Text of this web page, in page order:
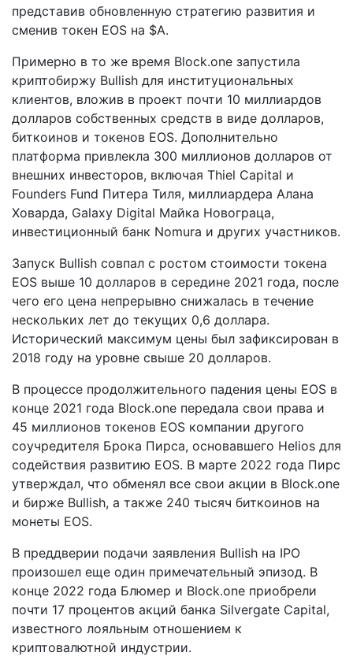
представив обновленную стратегию развития и
сменив токен EOS на $A.
Примерно в то же время Block.one запустила
криптобиржу Bullish для институциональных
клиентов, вложив в проект почти 10 миллиардов
долларов собственных средств в виде долларов,
биткоинов и токенов EOS. Дополнительно
платформа привлекла 300 миллионов долларов от
внешних инвесторов, включая Thiel Capital и
Founders Fund Питера Тиля, миллиардера Алана
Ховарда, Galaxy Digital Майка Новограца,
инвестиционный банк Nomura и других участников.
Запуск Bullish совпал с ростом стоимости токена
EOS выше 10 долларов в середине 2021 года, после
чего его цена непрерывно снижалась в течение
нескольких лет до текущих 0,6 доллара.
Исторический максимум цены был зафиксирован в
2018 году на уровне свыше 20 долларов.
В процессе продолжительного падения цены EOS в
конце 2021 года Block.one передала свои права и
45 миллионов токенов EOS компании другого
соучредителя Брока Пирса, основавшего Helios для
содействия развитию EOS. В марте 2022 года Пирс
утверждал, что обменял все свои акции в Block.one
и бирже Bullish, а также 240 тысяч биткоинов на
монеты EOS.
В преддверии подачи заявления Bullish на IPO
произошел еще один примечательный эпизод. В
конце 2022 года Блюмер и Block.one приобрели
почти 17 процентов акций банка Silvergate Capital,
известного лояльным отношением к
криптовалютной индустрии.